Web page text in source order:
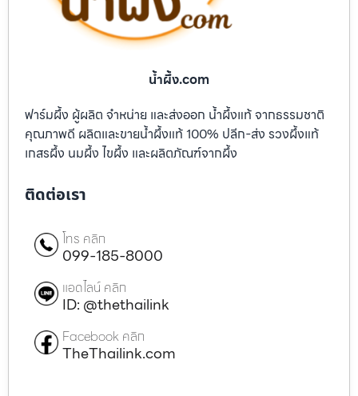
น้ำผึ้ง.com
ฟาร์มผึ้ง ผู้ผลิต จำหน่าย และส่งออก น้ำผึ้งแท้ จากธรรมชาติ
คุณภาพดี ผลิตและขายน้ำผึ้งแท้ 100% ปลีก-ส่ง รวงผึ้งแท้
เกสรผึ้ง นมผึ้ง ไขผึ้ง และผลิตภัณฑ์จากผึ้ง
ติดต่อเรา
โทร คลิก
099-185-8000
แอดไลน์ คลิก
ID: @thethailink
Facebook คลิก
TheThailink.com